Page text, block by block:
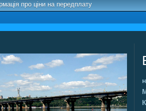
про ціни на передплату